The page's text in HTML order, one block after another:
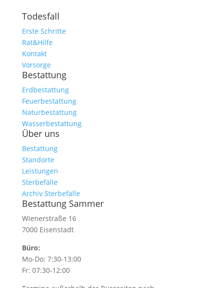
Todesfall
Erste Schritte
Rat&Hilfe
Kontakt
Vorsorge
Bestattung
Erdbestattung
Feuerbestattung
Naturbestattung
Wasserbestattung
Über uns
Bestattung
Standorte
Leistungen
Sterbefälle
Archiv Sterbefälle
Bestattung Sammer
Wienerstraße 16
7000 Eisenstadt
Büro:
Mo-Do: 7:30-13:00
Fr: 07:30-12:00